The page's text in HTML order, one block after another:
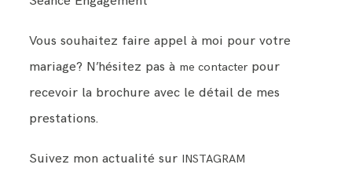
Vous souhaitez faire appel à moi pour votre
mariage? N’hésitez pas à me contacter pour
recevoir la brochure avec le détail de mes
prestations.
Suivez mon actualité sur INSTAGRAM